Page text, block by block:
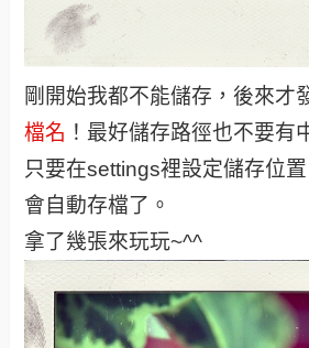
剛開始我都不能儲存，後來才
檔名 ！最好儲存路徑也不要有
只要在settings裡設定儲存位
會自動存檔了。
拿了幾張來玩玩~^^